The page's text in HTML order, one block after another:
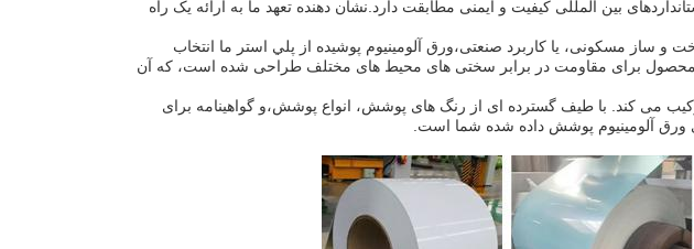
بین المللی کیفیت و ایمنی مطابقت دارد.نشان دهنده تعهد ما به ارائه یک راه
ساز مسکونی، یا کاربرد صنعتی،ورق آلومينيوم پوشيده از پلي استر ما انتخاب
محصول برای مقاومت در برابر سختی های محیط های مختلف طراحی شده است، که آن
می کند. با طیف گسترده ای از رنگ های پوشش، انواع پوشش،و گواهینامه برای
ورق آلومینیوم پوشش داده شده شما است.